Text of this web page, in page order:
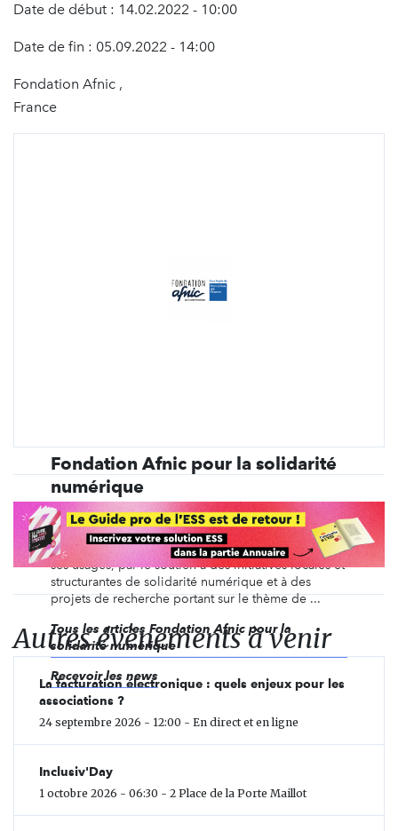
Date de début : 14.02.2022 - 10:00
Date de fin : 05.09.2022 - 14:00
Fondation Afnic ,
France
Fondation Afnic pour la solidarité
numérique
La Fondation Afnic pour la Solidarité Numérique a
pour objet le soutien au développement d'un
internet solidaire, la formation et la sensibilisation à
ses usages, par le soutien à des initiatives locales et
structurantes de solidarité numérique et à des
projets de recherche portant sur le thème de ...
Tous les articles Fondation Afnic pour la
solidarité numérique
Recevoir les news
Autres évènements à venir
La facturation électronique : quels enjeux pour les
associations ?
24 septembre 2026 - 12:00 - En direct et en ligne
Inclusiv'Day
1 octobre 2026 - 06:30 - 2 Place de la Porte Maillot